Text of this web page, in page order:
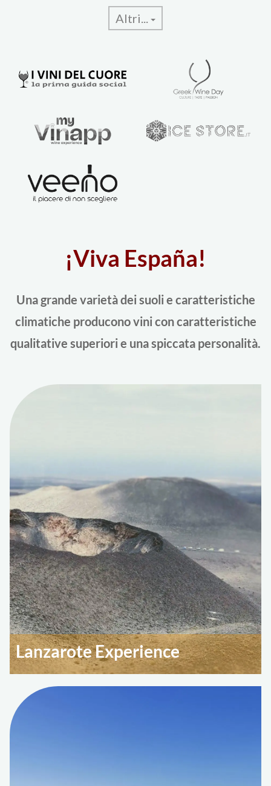
Altri...
¡Viva España!
Una grande varietà dei suoli e caratteristiche
climatiche producono vini con caratteristiche
qualitative superiori e una spiccata personalità.
Lanzarote Experience